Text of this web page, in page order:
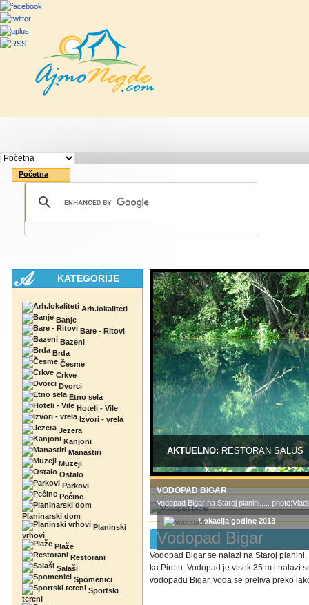
Početna
KATEGORIJE
Arh.lokaliteti
Banje
Bare - Ritovi
Bazeni
Brda
Česme
Crkve
Dvorci
Etno sela
Hoteli - Vile
Izvori - vrela
Jezera
Kanjoni
Manastiri
Muzeji
Ostalo
Parkovi
Pećine
Planinarski dom
Planinski
vrhovi
Plaže
Restorani
Salaši
Spomenici
Sportski
tereni
AKTUELNO:RESTORAN SALUS
Lokacija godine 2013
VODOPAD BIGAR
Vodopad Bigar na Staroj planini.....
Vodopad Bigar
Vodopad Bigar se nalazi na Staroj
ka Pirotu. Vodopad je visok 35 m i nalazi
vodopadu Bigar, voda se preliva preko